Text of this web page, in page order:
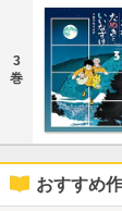
3
巻
おすすめ